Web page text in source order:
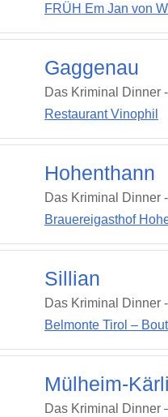
FRÜH Em Jan von
Gaggenau
Das Kriminal Dinner
Restaurant Vinophil
Hohenthann
Das Kriminal Dinner
Brauereigasthof
Sillian
Das Kriminal Dinner
Belmonte Tirol –
Mülheim-
Das Kriminal Dinner